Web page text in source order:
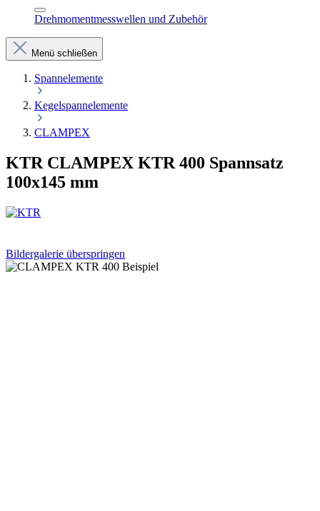
Drehmomentmesswellen und Zubehör
Menü schließen
Spannelemente
Kegelspannelemente
CLAMPEX
KTR CLAMPEX KTR 400 Spannsatz
100x145 mm
Bildergalerie überspringen